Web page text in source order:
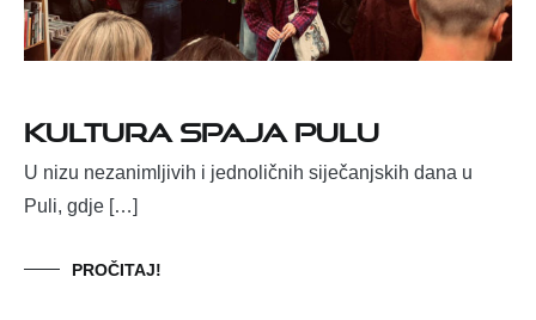
Kultura spaja Pulu
U nizu nezanimljivih i jednoličnih siječanjskih dana u
Puli, gdje […]
PROČITAJ!